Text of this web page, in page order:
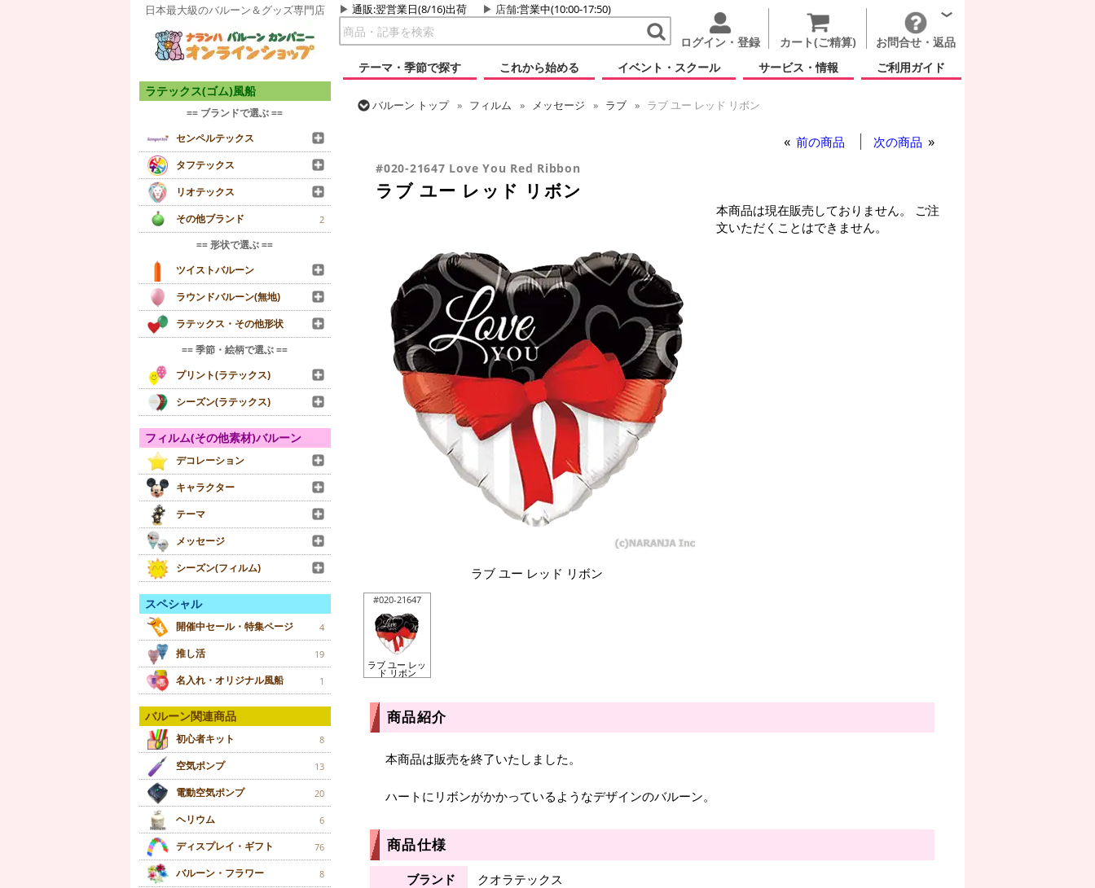
日本最大級のバルーン＆グッズ専門店 通販:翌営業日(8/16)出荷 店舗:営業中(10:00-17:50)
ログイン・登録 カート(ご精算)
お問合せ・返品
テーマ・季節で探す
これから始める イベント・スクール サービス・情報 ご利用ガイド
ラテックス(ゴム)風船
== ブランドで選ぶ ==
センペルテックス
タフテックス
リオテックス
その他ブランド
2
== 形状で選ぶ ==
ツイストバルーン
ラウンドバルーン(無地)
ラテックス・その他形状
== 季節・絵柄で選ぶ ==
プリント(ラテックス)
シーズン(ラテックス)
フィルム(その他素材)バルーン
デコレーション
キャラクター
テーマ
メッセージ
シーズン(フィルム)
スペシャル
開催中セール・特集ページ 4
推し活 19
名入れ・オリジナル風船 1
バルーン関連商品
初心者キット 8
空気ポンプ 13
電動空気ポンプ 20
ヘリウム 6
ディスプレイ・ギフト 76
バルーン・フラワー 8
バルーン トップ フィルム メッセージ ラブ
ラブ ユー レッド リボン
前の商品 次の商品
#020-21647 Love You Red Ribbon
ラブ ユー レッド リボン
ラブ ユー レッド リボン
#020-21647
ラブ ユー レッ
ド リボン
本商品は現在販売しておりません。 ご注
文いただくことはできません。
商品紹介
本商品は販売を終了いたしました。
ハートにリボンがかかっているようなデザインのバルーン。
商品仕様
ブランド
クオラテックス